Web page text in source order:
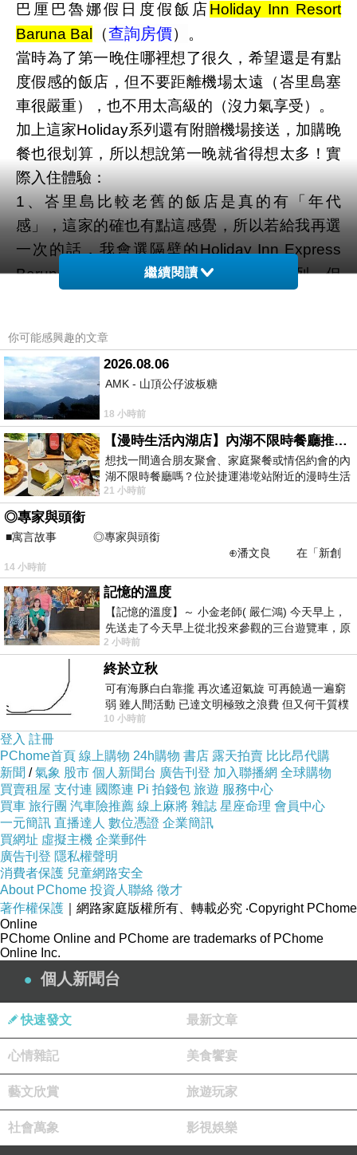
巴厘巴魯娜假日度假飯店Holiday Inn Resort
Baruna Bal
（查詢房價）
。
當時為了第一晚住哪裡想了很久，希望還是有點
度假感的飯店，但不要距離機場太遠（峇里島塞
車很嚴重），也不用太高級的（沒力氣享受）。
加上這家Holiday系列還有附贈機場接送，加購晚
餐也很划算，所以想說第一晚就省得想太多！實
際入住體驗：
1、峇里島比較老舊的飯店是真的有「年代
感」，這家的確也有點這感覺，所以若給我再選
一次的話， 我會選隔壁的Holiday Inn Express
Baruna Bali
查詢房價），也是同一系列，但
2、這一晚剛好遇到了飯店正在辦婚禮，很浪漫
也很美麗，跟著夕陽一起欣賞很不錯。
3、飯店位於機場附近、走出去就是大海、也有
大泳池和草皮，步行到附近也不少餐廳，算地理
位置很好。
4、房間基本上寬敞、視野好，但是冷氣必須要
調得蠻低的，才不會有反潮的狀況，房間也略有
年代感。
5、飯店本身的服務很親切，食物部分晚餐普通
（懷疑當晚主廚們都去準備婚禮了），早餐蠻有
特色的，服務人員也會常來問候。
經歷漫長的飛行（
巴厘巴魯娜假日度假飯店
Baruna Bali
（ 查詢房價）絕對不是峇里島最
好，畢竟峇里島可以選擇的飯店多到眼花撩亂。
但就是機場附近略有度假感、價格上也ＯＫ，又
含接送與晚餐的選擇。
check in時服務人員很親切，也幫我們升等了
（海景房），這一次升等運很好！讓峇里島第一
晚就有了好的開始！
巴厘巴魯娜假日度假飯店
Baruna Bali（查詢房價）的房間開箱！我們抵
達時已經快傍晚～等等要趕快去看夕陽！
陽台的景色應該是
可以看到整個度假村、也遠眺大海，剛好底下是
婚禮佈置，要來去湊熱鬧一下！
在峇里島旅行有個好處，飯店幾乎都會有陽台，
也有晾衣服的地方。
陽台還有一個小沙發！
繼續閱讀
你可能感興趣的文章
2026.08.06
AMK - 山頂公仔波板糖
18 小時前
【漫時生活內湖店】內湖不限時餐廳推薦｜捷運港墘站美食，聚餐、約會、家庭聚會首選，正餐甜點一次滿足
想找一間適合朋友聚會、家庭聚餐或情侶約會的內
湖不限時餐廳嗎？位於捷運港墘站附近的漫時生活
內湖店，從捷運站步行約4分鐘即可抵
21 小時前
◎專家與頭銜
■寓言故事 ◎專家與頭銜
⊕潘文良 在「新創
之谷」裡——
14 小時前
記憶的溫度
【記憶的溫度】～ 小金老師( 嚴仁鴻) 今天早上，
先送走了今天早上從北投來參觀的三台遊覽車，原
以為展場已經差不多要安靜下來，卻發
2 小時前
終於立秋
可有海豚白白靠攏 再次遙迢氣旋 可再饒過一遍窮
弱 雖人間活動 已達文明極致之浪費 但又何干質樸
者 只能白白陪葬
10 小時前
登入 註冊
PChome首頁 線上購物 24h購物 書店 露天拍賣 比比昂代購
新聞 /氣象 股市 個人新聞台 廣告刊登 加入聯播網 全球購物
買賣租屋 支付連 國際連 Pi 拍錢包 旅遊 服務中心
買車 旅行團 汽車險推薦 線上麻將 雜誌 星座命理 會員中心
一元簡訊 直播達人 數位憑證 企業簡訊
買網址 虛擬主機 企業郵件
廣告刊登 隱私權聲明
消費者保護 兒童網路安全
About PChome 投資人聯絡 徵才
著作權保護 ｜網路家庭版權所有、轉載必究 ‧Copyright PChome
Online
PChome Online and PChome are trademarks of PChome
Online Inc.
個人新聞台
快速發文 最新文章
心情雜記 美食饗宴
藝文欣賞 旅遊玩家
社會萬象 影視娛樂